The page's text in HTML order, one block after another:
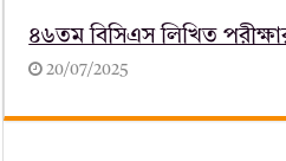
৪৬তম বিসিএস লিখিত
20/07/2025